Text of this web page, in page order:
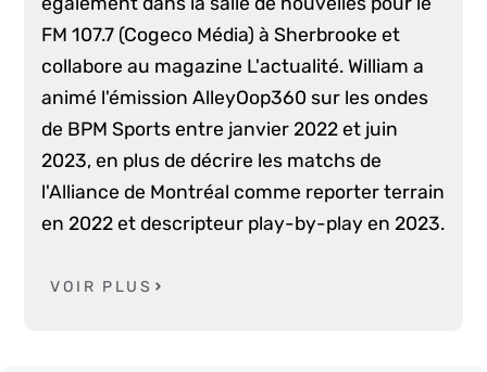
FM 107.7 (Cogeco Média) à Sherbrooke et
collabore au magazine L'actualité. William a
animé l'émission AlleyOop360 sur les ondes
de BPM Sports entre janvier 2022 et juin
2023, en plus de décrire les matchs de
l'Alliance de Montréal comme reporter terrain
en 2022 et descripteur play-by-play en 2023.
VOIR PLUS